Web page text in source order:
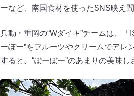
ーなど、南国食材を使ったSNS映え
兵動・重岡の“Wダイキ”チームは、
ーぽー”をフルーツやクリームでアレ
すると、“ぽーぽー”のあまりの美味